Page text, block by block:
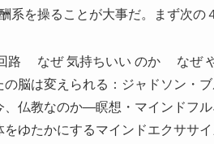
系を操ることが大事だ。まず次の
路 なぜ 気持ちいい のか なぜ や
の脳は変えられる：ジャドソン・
、仏教なのか―瞑想・マインドフ
をゆたかにするマインドエクササ